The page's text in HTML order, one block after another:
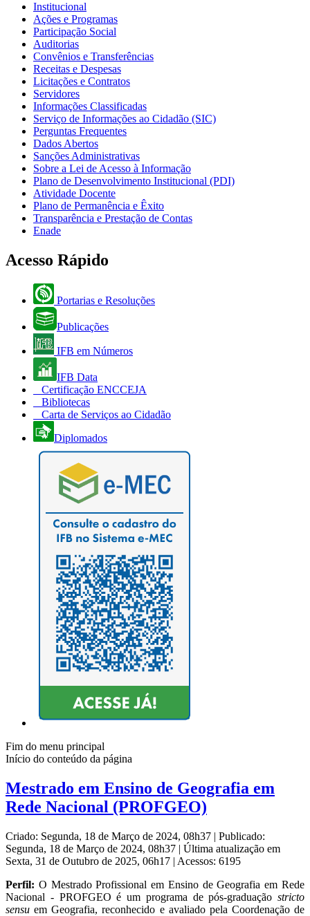
Institucional
Ações e Programas
Participação Social
Auditorias
Convênios e Transferências
Receitas e Despesas
Licitações e Contratos
Servidores
Informações Classificadas
Serviço de Informações ao Cidadão (SIC)
Perguntas Frequentes
Dados Abertos
Sanções Administrativas
Sobre a Lei de Acesso à Informação
Plano de Desenvolvimento Institucional (PDI)
Atividade Docente
Plano de Permanência e Êxito
Transparência e Prestação de Contas
Enade
Acesso Rápido
Portarias e Resoluções
Publicações
IFB em Números
IFB Data
Certificação ENCCEJA
Bibliotecas
Carta de Serviços ao Cidadão
Diplomados
Fim do menu principal
Início do conteúdo da página
Mestrado em Ensino de Geografia em
Rede Nacional (PROFGEO)
Criado: Segunda, 18 de Março de 2024, 08h37 | Publicado:
Segunda, 18 de Março de 2024, 08h37 | Última atualização em
Sexta, 31 de Outubro de 2025, 06h17 | Acessos: 6195
Perfil: O Mestrado Profissional em Ensino de Geografia em Rede
Nacional - PROFGEO é um programa de pós-graduação stricto
sensu em Geografia, reconhecido e avaliado pela Coordenação de